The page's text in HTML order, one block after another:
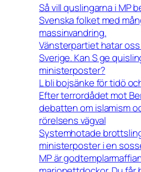
Så vill quslingarna i MP
Svenska folket med
massinvandring.
Vänsterpartiet hatar
Sverige. Kan S ge
ministerposter?
L bli bojsänke för tidö
Efter terrordådet mot
debatten om islamism
rörelsens vägval
Systemhotade
ministerposter i en
MP är